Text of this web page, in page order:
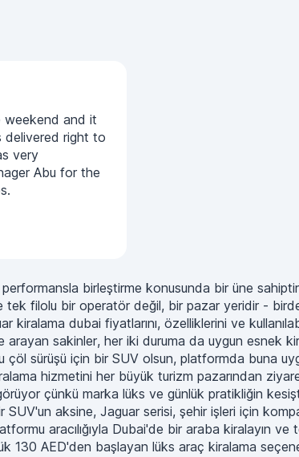
and it
delivered right to
very
Abu for the
birleştirme konusunda bir üne
tek filolu bir operatör değil, bir pazar yeridir -
kiralama dubai fiyatlarını, özelliklerini ve
arayan sakinler, her iki duruma da uygun esnek
sürüşü için bir SUV olsun, platformda buna
hizmetini her büyük turizm pazarından
çünkü marka lüks ve günlük pratikliğin
SUV'un aksine, Jaguar serisi, şehir işleri için
aracılığıyla Dubai'de bir araba kiralayın
130 AED'den başlayan lüks araç kiralama